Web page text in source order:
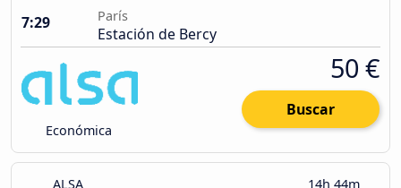
7:29
París
Estación de Bercy
Económica
50 €
Buscar
ALSA 14h 44m